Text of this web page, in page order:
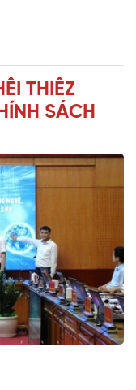
THIÊZ
SÁCH